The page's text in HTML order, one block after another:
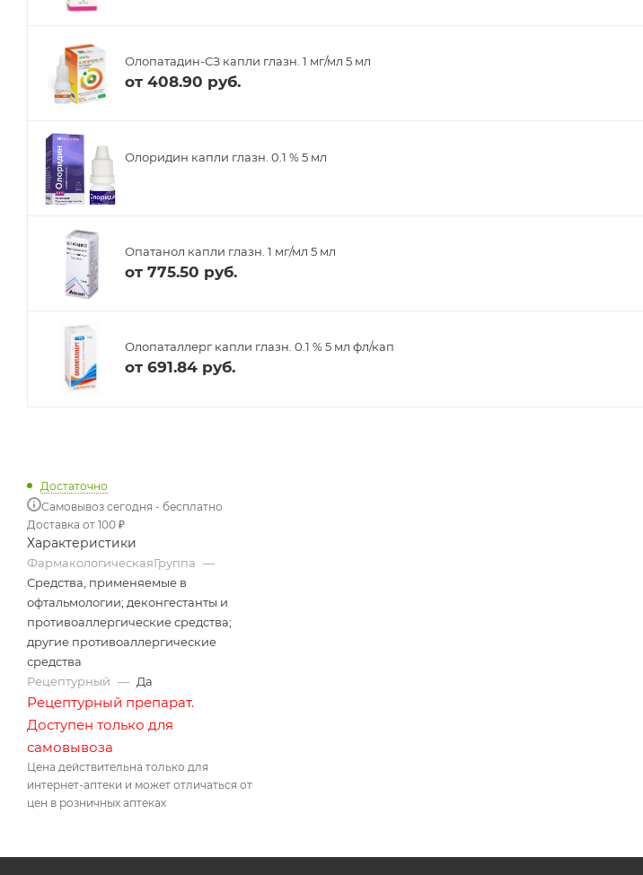
Олопатадин-СЗ капли глазн. 1 мг/мл 5 мл
от 408.90 руб.
Олоридин капли глазн. 0.1 % 5 мл
Опатанол капли глазн. 1 мг/мл 5 мл
от 775.50 руб.
Олопаталлерг капли глазн. 0.1 % 5 мл фл/кап
от 691.84 руб.
Достаточно
Самовывоз сегодня - бесплатно
Доставка от 100 ₽
Характеристики
ФармакологическаяГруппа —
Средства, применяемые в
офтальмологии; деконгестанты и
противоаллергические средства;
другие противоаллергические
средства
Рецептурный — Да
Рецептурный препарат.
Доступен только для
самовывоза
Цена действительна только для
интернет-аптеки и может отличаться от
цен в розничных аптеках